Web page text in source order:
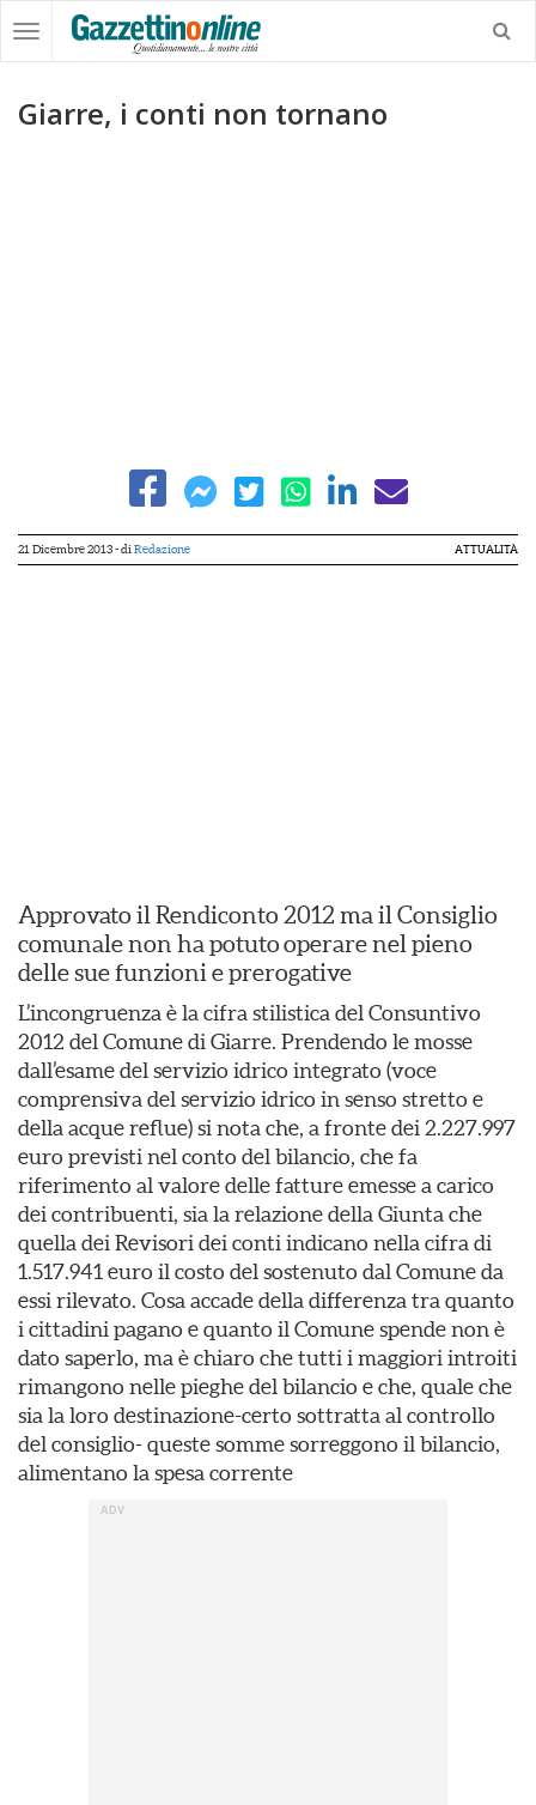
Giarre, i conti non tornano
21 Dicembre 2013- di Redazione ATTUALITÀ
Approvato il Rendiconto 2012 ma il Consiglio
comunale non ha potuto operare nel pieno
delle sue funzioni e prerogative
L’incongruenza è la cifra stilistica del Consuntivo
2012 del Comune di Giarre. Prendendo le mosse
dall’esame del servizio idrico integrato (voce
comprensiva del servizio idrico in senso stretto e
della acque reflue) si nota che, a fronte dei 2.227.997
euro previsti nel conto del bilancio, che fa
riferimento al valore delle fatture emesse a carico
dei contribuenti, sia la relazione della Giunta che
quella dei Revisori dei conti indicano nella cifra di
1.517.941 euro il costo del sostenuto dal Comune da
essi rilevato. Cosa accade della differenza tra quanto
i cittadini pagano e quanto il Comune spende non è
dato saperlo, ma è chiaro che tutti i maggiori introiti
rimangono nelle pieghe del bilancio e che, quale che
sia la loro destinazione-certo sottratta al controllo
del consiglio- queste somme sorreggono il bilancio,
alimentano la spesa corrente